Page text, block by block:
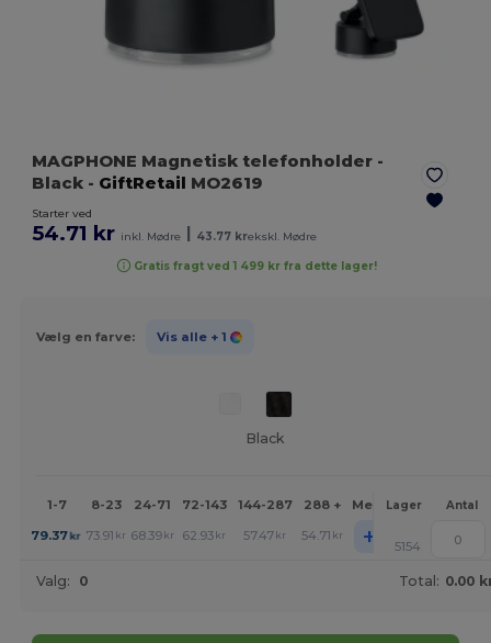
MAGPHONE Magnetisk telefonholder -
Black - GiftRetail MO2619
Starter ved
54.71 kr inkl. Mødre 43.77 krekskl. Mødre
Gratis fragt ved 1 499 kr fra dette lager!
Vælg en farve: Vis alle + 1
Black
1-7 8-23 24-71 72-143 144-287 288 + MereLager Antal
79.37kr 73.91 kr 68.39 kr 62.93 kr 57.47 kr 54.71 kr + 5154
Valg: 0 Total: 0.00